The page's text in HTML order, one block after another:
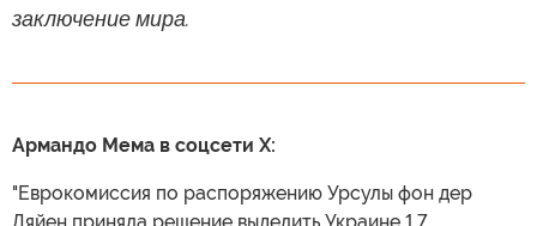
заключение мира.
Армандо Мема в соцсети X:
"Еврокомиссия по распоряжению Урсулы фон дер